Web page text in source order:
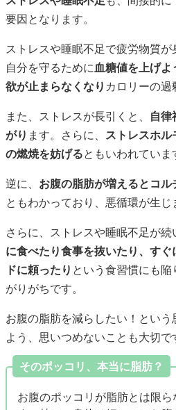
要因となります。
ストレスや睡眠不足で疲労物質
自分を守るために 血糖値を上げよ
欲が止まらなくなり カロリーの過
また、ストレスが長引くと、 自律
がり ます。さらに、 ストレスホ
の燃焼を妨げるともいわれていま
逆に、 お腹の脂肪が増えるとコ
ともわかっており、悪循環が生じ
さらに、ストレスや睡眠不足が続
に食べたり食事を抜いたり、す
ドに頼ったり という食習慣にも陥
がりがちです。
お腹の脂肪を減らしたい！とい
よう、思いつめないことも大切で
そのポッコリ、本当に脂肪？
お腹のポッコリが脂肪とは限ら